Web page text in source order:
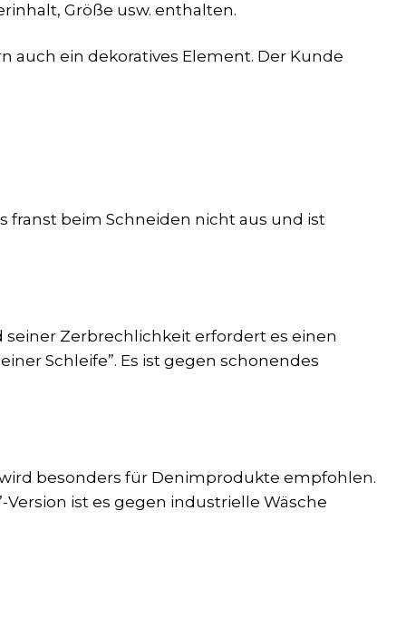
Größe usw. enthalten.
ein dekoratives Element. Der Kunde
beim Schneiden nicht aus und ist
Zerbrechlichkeit erfordert es einen
Schleife”. Es ist gegen schonendes
besonders für Denimprodukte empfohlen.
ist es gegen industrielle Wäsche